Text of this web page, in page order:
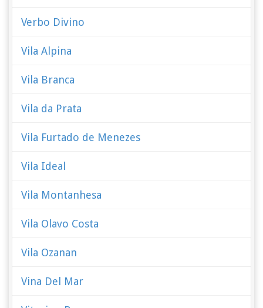
Verbo Divino
Vila Alpina
Vila Branca
Vila da Prata
Vila Furtado de Menezes
Vila Ideal
Vila Montanhesa
Vila Olavo Costa
Vila Ozanan
Vina Del Mar